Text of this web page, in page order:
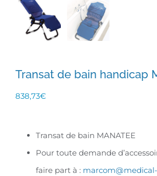
Transat de bain handicap
838,73€
Transat de bain MANATEE
Pour toute demande
faire part à :